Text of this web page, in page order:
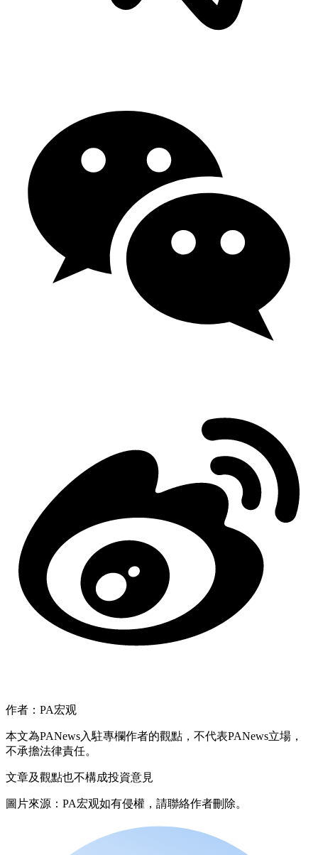
作者：PA宏观
本文為PANews入駐專欄作者的觀點，不代表PANews立場，
不承擔法律責任。
文章及觀點也不構成投資意見
圖片來源：PA宏观如有侵權，請聯絡作者刪除。